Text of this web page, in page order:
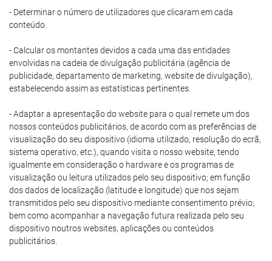
- Determinar o número de utilizadores que clicaram em cada
conteúdo.
- Calcular os montantes devidos a cada uma das entidades
envolvidas na cadeia de divulgação publicitária (agência de
publicidade, departamento de marketing, website de divulgação),
estabelecendo assim as estatísticas pertinentes.
- Adaptar a apresentação do website para o qual remete um dos
nossos conteúdos publicitários, de acordo com as preferências de
visualização do seu dispositivo (idioma utilizado, resolução do ecrã,
sistema operativo, etc.), quando visita o nosso website, tendo
igualmente em consideração o hardware e os programas de
visualização ou leitura utilizados pelo seu dispositivo; em função
dos dados de localização (latitude e longitude) que nos sejam
transmitidos pelo seu dispositivo mediante consentimento prévio;
bem como acompanhar a navegação futura realizada pelo seu
dispositivo noutros websites, aplicações ou conteúdos
publicitários.